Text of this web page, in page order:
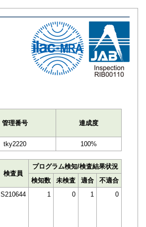
管理番号
達成度
tky2220 100%
検査員
プログラム検知/検査結果状況
検知数
未検査 適合
不適合
S210644 1 0 1 0